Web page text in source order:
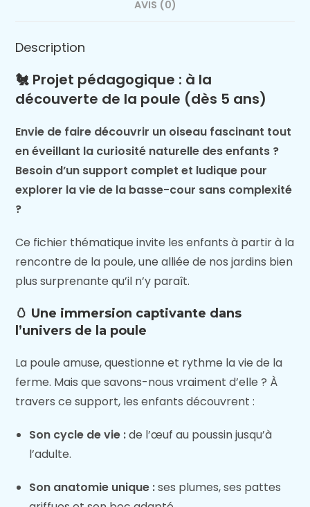
AVIS (0)
Description
🐔 Projet pédagogique : à la
découverte de la poule (dès 5 ans)
Envie de faire découvrir un oiseau fascinant tout
en éveillant la curiosité naturelle des enfants ?
Besoin d’un support complet et ludique pour
explorer la vie de la basse-cour sans complexité
?
Ce fichier thématique invite les enfants à partir à la
rencontre de la poule, une alliée de nos jardins bien
plus surprenante qu’il n’y paraît.
🥚 Une immersion captivante dans
l’univers de la poule
La poule amuse, questionne et rythme la vie de la
ferme. Mais que savons-nous vraiment d’elle ? À
travers ce support, les enfants découvrent :
Son cycle de vie :de l’œuf au poussin jusqu’à
l’adulte.
Son anatomie unique :ses plumes, ses pattes